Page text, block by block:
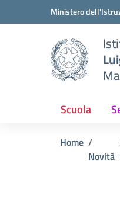
Vai ai contenuti
Vai al menu di navigazione
Ministero
Scuola
Home
Novità